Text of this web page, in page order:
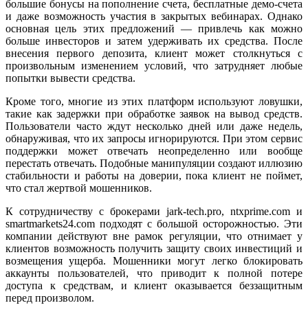
большие бонусы на пополнение счета, бесплатные демо-счета
и даже возможность участия в закрытых вебинарах. Однако
основная цель этих предложений — привлечь как можно
больше инвесторов и затем удерживать их средства. После
внесения первого депозита, клиент может столкнуться с
произвольным изменением условий, что затрудняет любые
попытки вывести средства.
Кроме того, многие из этих платформ используют ловушки,
такие как задержки при обработке заявок на вывод средств.
Пользователи часто ждут несколько дней или даже недель,
обнаруживая, что их запросы игнорируются. При этом сервис
поддержки может отвечать неопределенно или вообще
перестать отвечать. Подобные манипуляции создают иллюзию
стабильности и работы на доверии, пока клиент не поймет,
что стал жертвой мошенников.
К сотрудничеству с брокерами jark-tech.pro, ntxprime.com и
smartmarkets24.com подходят с большой осторожностью. Эти
компании действуют вне рамок регуляции, что отнимает у
клиентов возможность получить защиту своих инвестиций и
возмещения ущерба. Мошенники могут легко блокировать
аккаунты пользователей, что приводит к полной потере
доступа к средствам, и клиент оказывается беззащитным
перед произволом.